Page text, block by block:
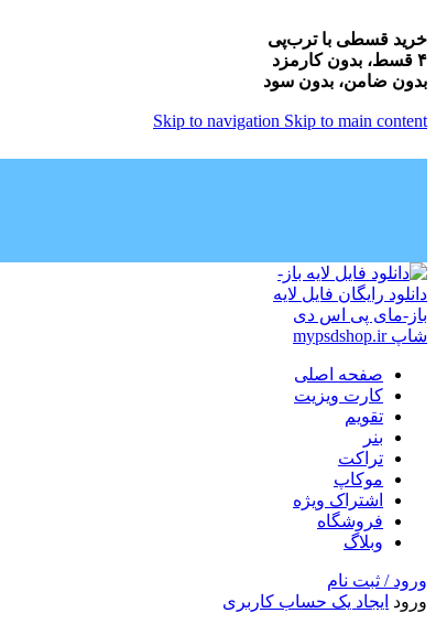
خرید قسطی با ترب‌پی
۴ قسط، بدون کارمزد
بدون ضامن، بدون سود
Skip to navigation Skip to main content
صفحه اصلی
کارت ویزیت
تقویم
بنر
تراکت
موکاپ
اشتراک ویژه
فروشگاه
وبلاگ
ورود / ثبت نام
ورود ایجاد یک حساب کاربری